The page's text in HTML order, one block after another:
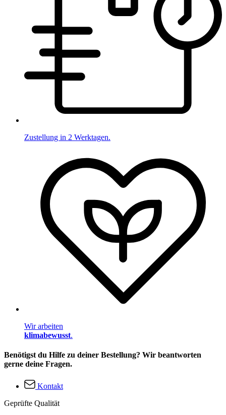
Zustellung in 2 Werktagen.
Wir arbeiten
klimabewusst.
Benötigst du Hilfe zu deiner Bestellung? Wir beantworten
gerne deine Fragen.
Kontakt
Geprüfte Qualität